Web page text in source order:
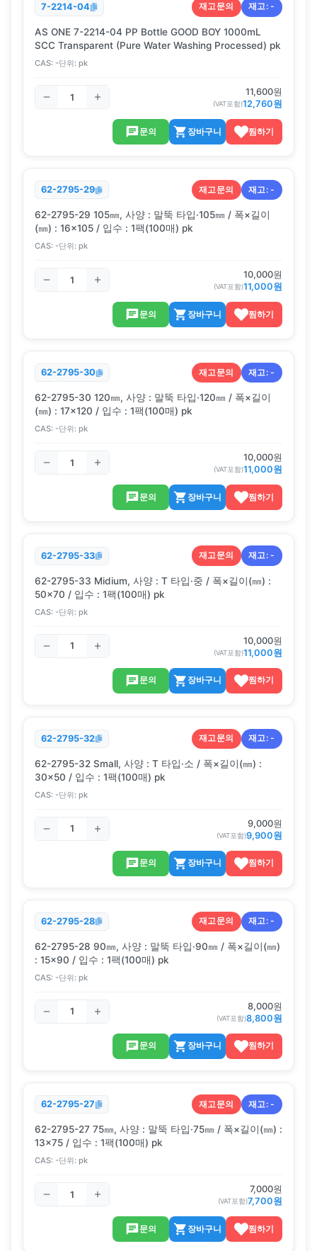
7-2214-04 재고문의 재고:-
AS ONE 7-2214-04 PP Bottle GOOD BOY 1000mL
SCC Transparent (Pure Water Washing Processed) pk
CAS: -단위: pk
11,600원
(VAT포함)12,760원
문의 장바구니 찜하기
62-2795-29 재고문의 재고:-
62-2795-29 105㎜, 사양 : 말뚝 타입·105㎜ / 폭×길이
(㎜) : 16×105 / 입수 : 1팩(100매) pk
CAS: -단위: pk
10,000원
(VAT포함)11,000원
문의 장바구니 찜하기
62-2795-30 재고문의 재고:-
62-2795-30 120㎜, 사양 : 말뚝 타입·120㎜ / 폭×길이
(㎜) : 17×120 / 입수 : 1팩(100매) pk
CAS: -단위: pk
10,000원
(VAT포함)11,000원
문의 장바구니 찜하기
62-2795-33 재고문의 재고:-
62-2795-33 Midium, 사양 : T 타입·중 / 폭×길이(㎜) :
50×70 / 입수 : 1팩(100매) pk
CAS: -단위: pk
10,000원
(VAT포함)11,000원
문의 장바구니 찜하기
62-2795-32 재고문의 재고:-
62-2795-32 Small, 사양 : T 타입·소 / 폭×길이(㎜) :
30×50 / 입수 : 1팩(100매) pk
CAS: -단위: pk
9,000원
(VAT포함)9,900원
문의 장바구니 찜하기
62-2795-28 재고문의 재고:-
62-2795-28 90㎜, 사양 : 말뚝 타입·90㎜ / 폭×길이(㎜)
: 15×90 / 입수 : 1팩(100매) pk
CAS: -단위: pk
8,000원
(VAT포함)8,800원
문의 장바구니 찜하기
62-2795-27 재고문의 재고:-
62-2795-27 75㎜, 사양 : 말뚝 타입·75㎜ / 폭×길이(㎜) :
13×75 / 입수 : 1팩(100매) pk
CAS: -단위: pk
7,000원
(VAT포함)7,700원
문의 장바구니 찜하기